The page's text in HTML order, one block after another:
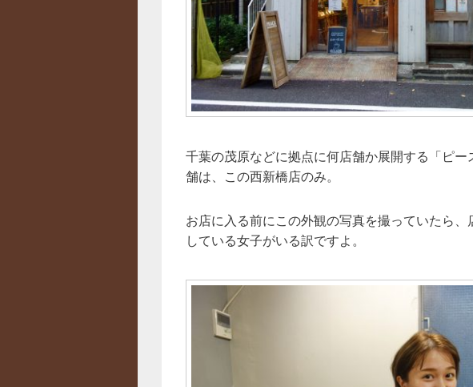
千葉の茂原などに拠点に何店舗か展開する「ピ
舗は、この西新橋店のみ。
お店に入る前にこの外観の写真を撮っていたら
している女子がいる訳ですよ。